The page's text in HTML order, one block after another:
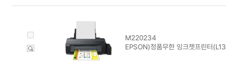
M220234
EPSON)정품무한 잉크젯프린터